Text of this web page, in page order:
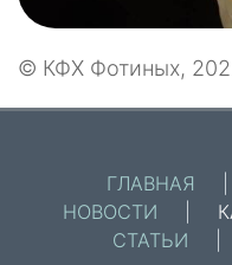
© КФХ Фотиных,
ГЛАВНАЯ
НОВОСТИ
СТАТЬИ